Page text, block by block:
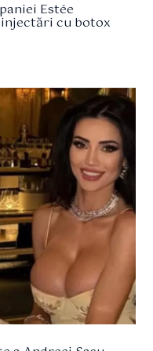
Estée
cu botox